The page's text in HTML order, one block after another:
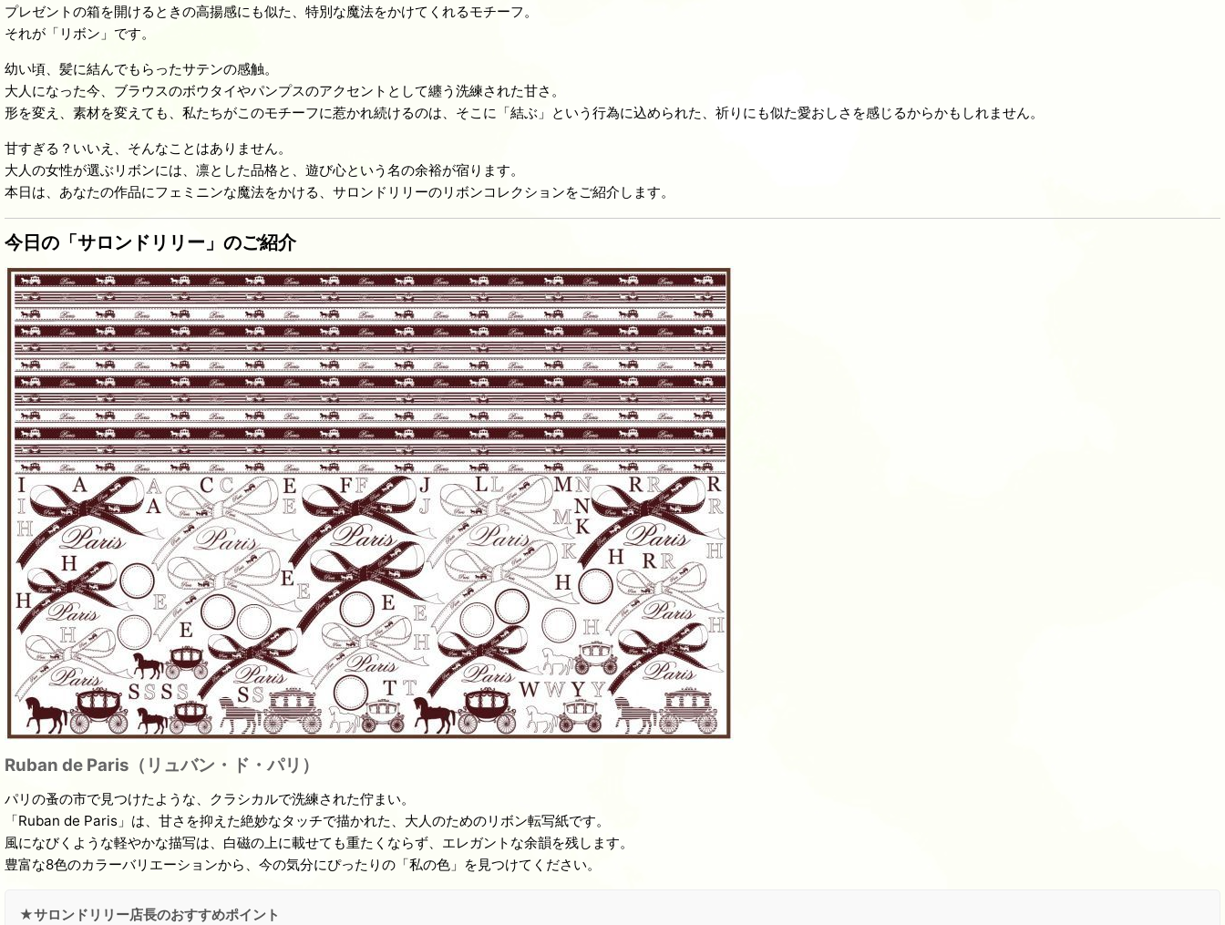
プレゼントの箱を開けるときの高揚感にも似た、特別な魔法をかけてくれるモチーフ。
それが「リボン」です。
幼い頃、髪に結んでもらったサテンの感触。
大人になった今、ブラウスのボウタイやパンプスのアクセントとして纏う洗練された甘さ。
形を変え、素材を変えても、私たちがこのモチーフに惹かれ続けるのは、そこに「結ぶ」という行為に込められた、祈りにも似た愛おしさを感じるからかもしれません。
甘すぎる？いいえ、そんなことはありません。
大人の女性が選ぶリボンには、凛とした品格と、遊び心という名の余裕が宿ります。
本日は、あなたの作品にフェミニンな魔法をかける、サロンドリリーのリボンコレクションをご紹介します。
今日の「サロンドリリー」のご紹介
Ruban de Paris（リュバン・ド・パリ）
パリの蚤の市で見つけたような、クラシカルで洗練された佇まい。
「Ruban de Paris」は、甘さを抑えた絶妙なタッチで描かれた、大人のためのリボン転写紙です。
風になびくような軽やかな描写は、白磁の上に載せても重たくならず、エレガントな余韻を残します。
豊富な8色のカラーバリエーションから、今の気分にぴったりの「私の色」を見つけてください。
★サロンドリリー店長のおすすめポイント